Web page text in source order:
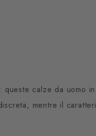
calze da uomo
mentre il